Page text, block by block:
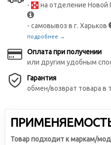
-
на отделение Новой
- самовывоз в г. Харьков
подробнее →
Оплата при получении
или другим удобным
Гарантия
обмен/возврат товара в
Товар подходит к маркам/